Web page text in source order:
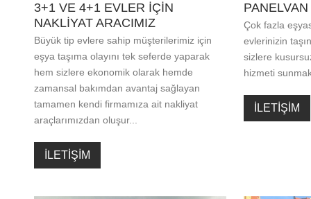
3+1 VE 4+1 EVLER IÇIN
NAKLIYAT ARACIMIZ
Büyük tip evlere sahip müşterilerimiz için
eşya taşıma olayını tek seferde yaparak
hem sizlere ekonomik olarak hemde
zamansal bakımdan avantaj sağlayan
tamamen kendi firmamıza ait nakliyat
araçlarımızdan oluşur...
İLETİŞİM
Çok fazla
evlerinizin
sizlere
hizmeti
İLETİŞİM